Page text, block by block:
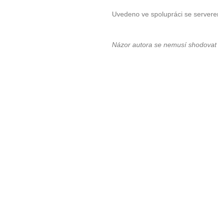
Uvedeno ve spolupráci se
Názor autora se nemusí